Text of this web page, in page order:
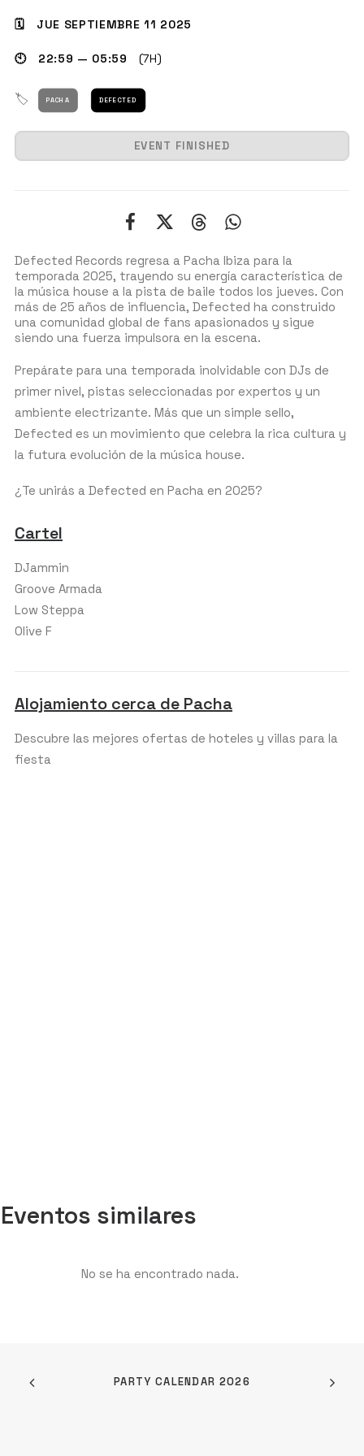
GET THE APP
BUSCAR
Defected Records regresa a Pacha Ibiza para la
temporada 2025, trayendo su energía característica de
la música house a la pista de baile todos los jueves. Con
más de 25 años de influencia, Defected ha construido
una comunidad global de fans apasionados y sigue
siendo una fuerza impulsora en la escena.
Prepárate para una temporada inolvidable con DJs de
primer nivel, pistas seleccionadas por expertos y un
ambiente electrizante. Más que un simple sello,
Defected es un movimiento que celebra la rica cultura y
la futura evolución de la música house.
¿Te unirás a Defected en Pacha en 2025?
Cartel
DJammin
Groove Armada
Low Steppa
Olive F
Alojamiento cerca de Pacha
Descubre las mejores ofertas de hoteles y villas para la
fiesta
🗓 JUE SEPTIEMBRE 11 2025
🕙 22:59 — 05:59 (7H)
🏷 PACHA DEFECTED
EVENT FINISHED
Eventos similares
No se ha encontrado nada.
PARTY CALENDAR 2026